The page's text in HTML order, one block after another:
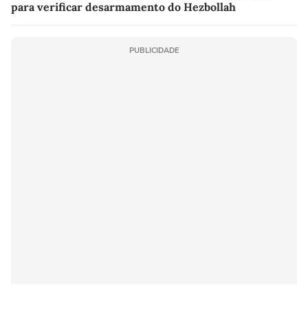
para verificar desarmamento do Hezbollah
PUBLICIDADE